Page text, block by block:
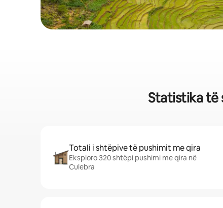
Statistika të
Totali i shtëpive të pushimit me qira
Eksploro 320 shtëpi pushimi me qira në
Culebra